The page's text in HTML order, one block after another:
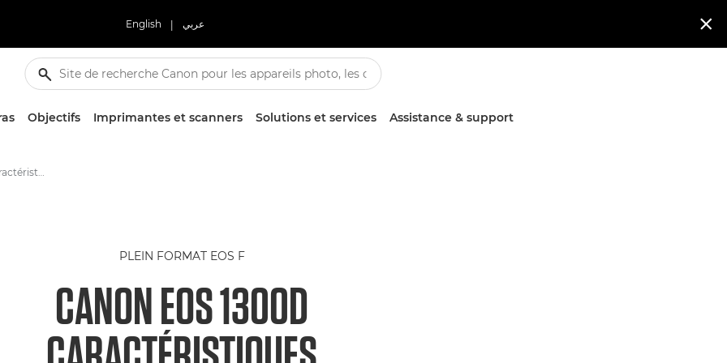
English | عربي 
Objectifs Imprimantes et scanners Solutions et services Assistance & support
Canon EOS 1300D -Caractéristiques - Appareils photo reflex et hybrides EOS
PLEIN FORMAT EOS F
CANON EOS 1300D